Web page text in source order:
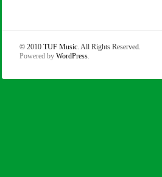
© 2010TUF Music. All Rights Reserved.
Powered byWordPress.